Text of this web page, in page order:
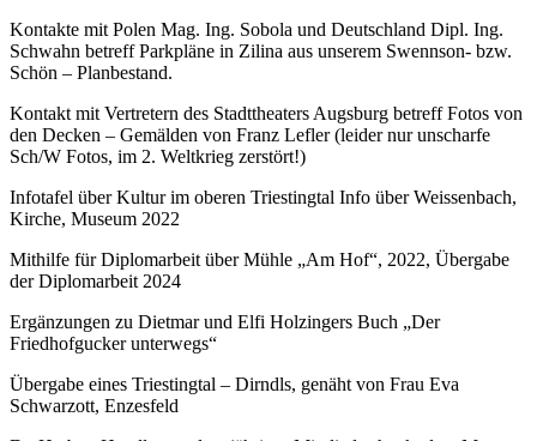
Kontakte mit Polen Mag. Ing. Sobola und Deutschland Dipl. Ing.
Schwahn betreff Parkpläne in Zilina aus unserem Swennson- bzw.
Schön – Planbestand.
Kontakt mit Vertretern des Stadttheaters Augsburg betreff Fotos von
den Decken – Gemälden von Franz Lefler (leider nur unscharfe
Sch/W Fotos, im 2. Weltkrieg zerstört!)
Infotafel über Kultur im oberen Triestingtal Info über Weissenbach,
Kirche, Museum 2022
Mithilfe für Diplomarbeit über Mühle „Am Hof“, 2022, Übergabe
der Diplomarbeit 2024
Ergänzungen zu Dietmar und Elfi Holzingers Buch „Der
Friedhofgucker unterwegs“
Übergabe eines Triestingtal – Dirndls, genäht von Frau Eva
Schwarzott, Enzesfeld